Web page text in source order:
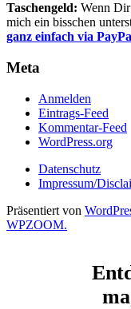
Taschengeld: Wenn
mich ein bisschen
ganz einfach via
Meta
Anmelden
Eintrags-Feed
Kommentar-Feed
WordPress.org
Datenschutz
Impressum/
Präsentiert von
WPZOOM.